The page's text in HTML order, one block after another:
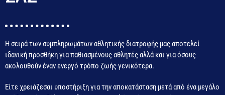
Η σειρά των συμπληρωμάτων αθλητικής διατροφής μας αποτελεί
ιδανική προσθήκη για παθιασμένους αθλητές αλλά και για όσους
ακολουθούν έναν ενεργό τρόπο ζωής γενικότερα.
Είτε χρειάζεσαι υποστήριξη για την αποκατάσταση μετά από ένα μεγάλο